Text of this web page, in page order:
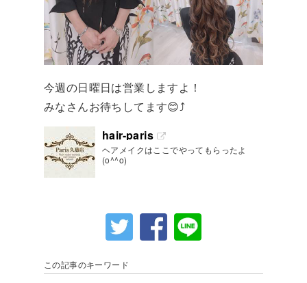
今週の日曜日は営業しますよ！
みなさんお待ちしてます😊⤴️
hair-paris
ヘアメイクはここでやってもらったよ
(o^^o)
この記事のキーワード